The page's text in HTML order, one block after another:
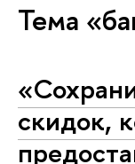
Тема
скидок,